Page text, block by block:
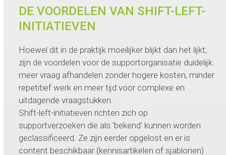
DE VOORDELEN VAN SHIFT-LEFT-
INITIATIEVEN
Hoewel dit in de praktijk moeilijker blijkt dan het lijkt,
zijn de voordelen voor de supportorganisatie duidelijk:
meer vraag afhandelen zonder hogere kosten, minder
repetitief werk en meer tijd voor complexe en
uitdagende vraagstukken.
Shift-left-initiatieven richten zich op
supportverzoeken die als ‘bekend’ kunnen worden
geclassificeerd. Ze zijn eerder opgelost en er is
content beschikbaar (kennisartikelen of sjablonen)